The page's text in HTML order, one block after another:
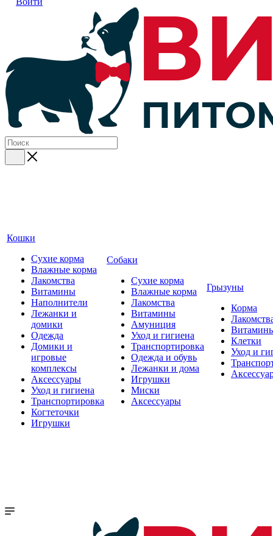
Кошки
Сухие корма
Влажные корма
Лакомства
Витамины
Наполнители
Лежанки и
домики
Одежда
Домики и
игровые
комплексы
Аксессуары
Уход и гигиена
Транспортировка
Когтеточки
Игрушки
Собаки
Сухие корма
Влажные корма
Лакомства
Витамины
Амуниция
Уход и гигиена
Транспортировка
Одежда и обувь
Лежанки и дома
Игрушки
Миски
Аксессуары
Грызуны
Корма
Клетки
Уход и